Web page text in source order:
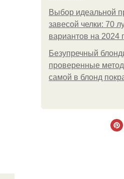
Выбор идеальной
завесой челки: 70
вариантов на 2024
Безупречный
проверенные
самой в блонд